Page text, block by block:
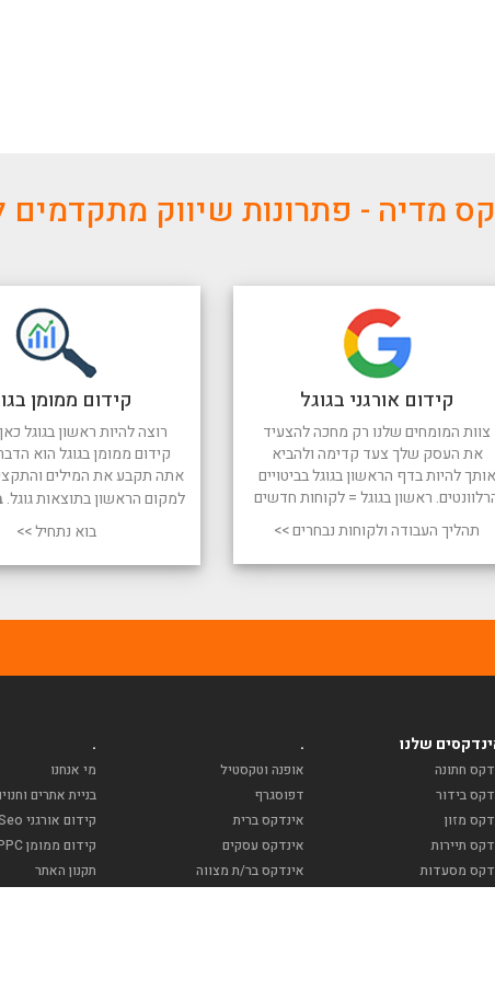
מדיה - פתרונות שיווק
קידום ממומן
רוצה להיות ראשון בגוגל
קידום ממומן בגוגל הוא
אתה תקבע את המילים
למקום הראשון בתוצאות גוגל.
בוא נתחיל >>
קידום אורגני בגוגל
צוות המומחים שלנו רק מחכה להצעיד
את העסק שלך צעד קדימה ולהביא
אותך להיות בדף הראשון בגוגל בביטויים
ראשון בגוגל = לקוחות חדשים
תהליך העבודה ולקוחות נבחרים >>
.
מי אנחנו
בניית אתרים
קידום אורגני Seo
קידום ממומן PPC
תקנון האתר
.
אופנה וטקסטיל
דפוסגרף
אינדקס ברית
אינדקס עסקים
אינדקס בר/ת מצווה
שלנו
חתונה
בידור
מזון
תיירות
מסעדות